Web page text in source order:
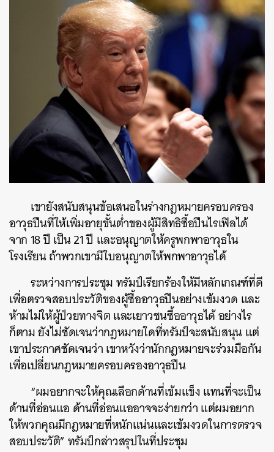
เขายังสนับสนุนข้อเสนอในร่างกฎหมายครอบครอง
อาวุธปืนที่ให้เพิ่มอายุขั้นต่ำของผู้มีสิทธิซื้อปืนไรเฟิลได้
จาก 18 ปี เป็น 21 ปี และอนุญาตให้ครูพกพาอาวุธใน
โรงเรียน ถ้าพวกเขามีใบอนุญาตให้พกพาอาวุธได้
ระหว่างการประชุม ทรัมป์เรียกร้องให้มีหลักเกณฑ์ที่ดี
เพื่อตรวจสอบประวัติของผู้ซื้ออาวุธปืนอย่างเข้มงวด และ
ห้ามไม่ให้ผู้ป่วยทางจิต และเยาวชนซื้ออาวุธได้ อย่างไร
ก็ตาม ยังไม่ชัดเจนว่ากฎหมายใดที่ทรัมป์จะสนับสนุน แต่
เขาประกาศชัดเจนว่า เขาหวังว่านักกฎหมายจะร่วมมือกัน
เพื่อเปลี่ยนกฎหมายครอบครองอาวุธปืน
“ผมอยากจะให้คุณเลือกด้านที่เข้มแข็ง แทนที่จะเป็น
ด้านที่อ่อนแอ ด้านที่อ่อนแออาจจะง่ายกว่า แต่ผมอยาก
ให้พวกคุณมีกฎหมายที่หนักแน่นและเข้มงวดในการตรวจ
สอบประวัติ” ทรัมป์กล่าวสรุปในที่ประชุม